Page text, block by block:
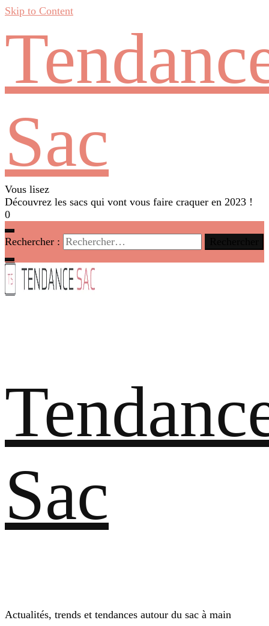
Skip to Content
Sac
Vous lisez
Découvrez les sacs qui vont vous faire craquer en 2023 !
0
Rechercher :
Sac
Actualités, trends et tendances autour du sac à main